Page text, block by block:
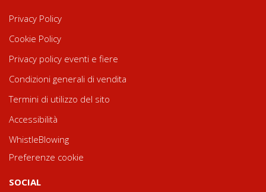
Privacy Policy
Cookie Policy
Privacy policy eventi e fiere
Condizioni generali di vendita
Termini di utilizzo del sito
Accessibilità
WhistleBlowing
Preferenze cookie
SOCIAL